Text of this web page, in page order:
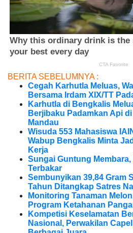
BERITA SEBELUMNYA :
Cegah Karhutla Meluas,
Bersama Irdam XIX/TT
Karhutla di Bengkalis
Berjibaku Padamkan Api
Mandau
Wisuda 553 Mahasiswa
Wabup Bengkalis Minta
Kerja
Sungai Guntung
Terbakar
Sembunyikan 39,84 Gram
Tahun Ditangkap Satres
Monitoring Tanaman
Program Ketahanan
Kompetisi Keselamatan
Nasional, Perwakilan